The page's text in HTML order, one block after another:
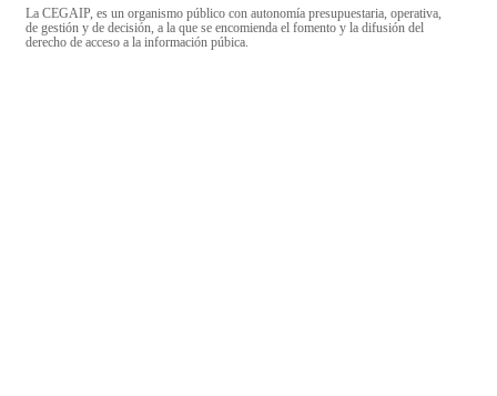
La CEGAIP, es un organismo público con autonomía presupuestaria, operativa,
de gestión y de decisión, a la que se encomienda el fomento y la difusión del
derecho de acceso a la información púbica.